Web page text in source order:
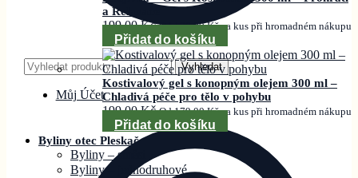
Hledat: Vyhledat
Můj Účet
a Relaxace
199,00Kč Od179,00Kčza kus při hromadném nákupu
Přidat do košíku
Kostivalový gel s konopným olejem 300 ml –
Chladivá péče pro tělo v pohybu
199,00Kč Od179,00Kčza kus při hromadném nákupu
Přidat do košíku
Byliny otec Pleskač
Byliny – směsi
Byliny – jednodruhové